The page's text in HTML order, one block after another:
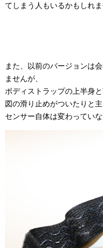
てしまう人もいるかもしれま
また、以前のバージョンは
ませんが、
ボディストラップの上半身
図の滑り止めがついたりと
センサー自体は変わっていな